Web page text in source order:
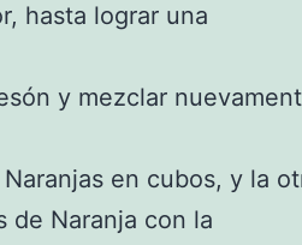
hasta lograr una
y mezclar
en cubos, y la
de Naranja con la